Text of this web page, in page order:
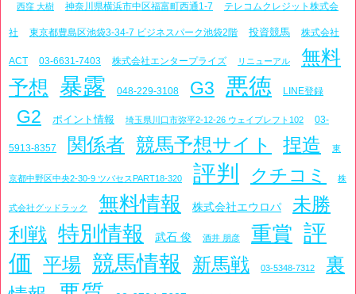
西窪 大樹 神奈川県横浜市中区福富町西通1-7 テレコムクレジット株式会
社 東京都豊島区池袋3-34-7 ビジネスパーク池袋2階 投資競馬 株式会社
ACT 03-6631-7403 株式会社エンタープライズ リニューアル
無料
予想
暴露 048-229-3108 G3 悪徳 LINE登録
G2 ポイント情報 埼玉県川口市弥平2-12-26 ウェイブレフト102 03-
5913-8357 関係者 競馬予想サイト 捏造 東
京都中野区中央2-30-9 ツバセスPART18-320 評判 クチコミ 株
式会社グッドラック 無料情報 株式会社エウロパ
未勝
利戦 特別情報 武石 俊 酒井 朋彦 重賞 評
価 平場 競馬情報 新馬戦 03-5348-7312
裏